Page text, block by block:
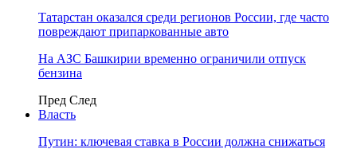
Татарстан оказался среди регионов России, где часто
повреждают припаркованные авто
На АЗС Башкирии временно ограничили отпуск
бензина
Пред След
Власть
Путин: ключевая ставка в России должна снижаться